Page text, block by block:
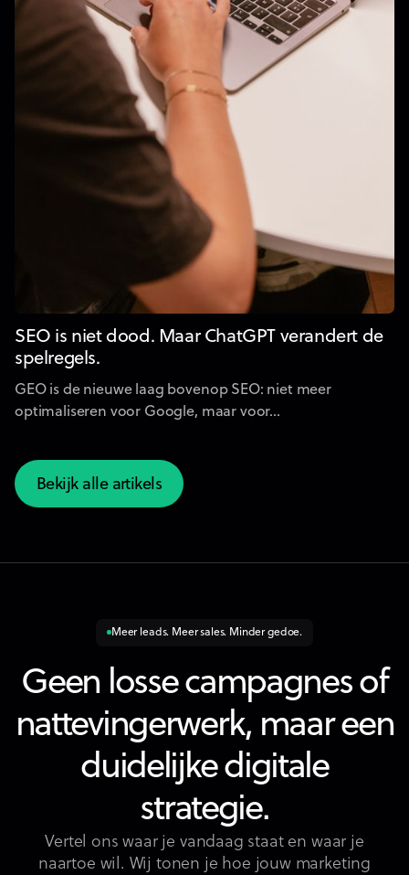
SEO is niet dood. Maar ChatGPT verandert de
spelregels.
GEO is de nieuwe laag bovenop SEO: niet meer
optimaliseren voor Google, maar voor...
Bekijk alle artikels
Bekijk alle artikels
Meer leads. Meer sales. Minder gedoe.
Geen losse campagnes of
nattevingerwerk, maar een
duidelijke digitale
strategie.
Vertel ons waar je vandaag staat en waar je
naartoe wil. Wij tonen je hoe jouw marketing